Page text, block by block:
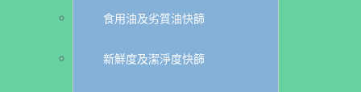
食用油及劣質油快篩
新鮮度及潔淨度快篩